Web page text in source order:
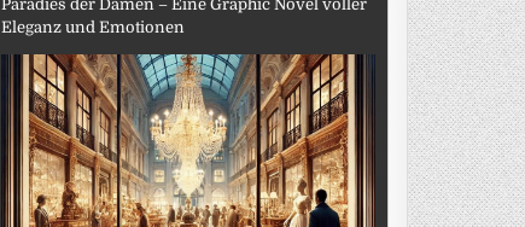
Paradies der Damen – Eine Graphic Novel voller
Eleganz und Emotionen